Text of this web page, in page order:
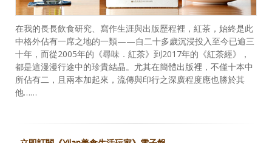
在我的長長飲食研究、寫作生涯與出版歷程裡，紅茶，始終是此
中格外佔有一席之地的一類——自二十多歲沉浸投入至今已逾三
十年，而從2005年的《尋味．紅茶》到2017年的《紅茶經》，
都是這漫漫行途中的珍貴結晶。尤其在簡體出版裡，不僅十本中
所佔有二，且兩本加起來，流傳與印行之深廣程度應也勝於其
他……